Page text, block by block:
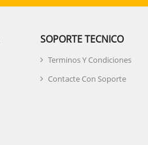
SOPORTE TECNICO
Terminos Y Condiciones
Contacte Con Soporte